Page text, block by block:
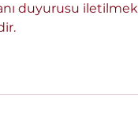
duyurusu